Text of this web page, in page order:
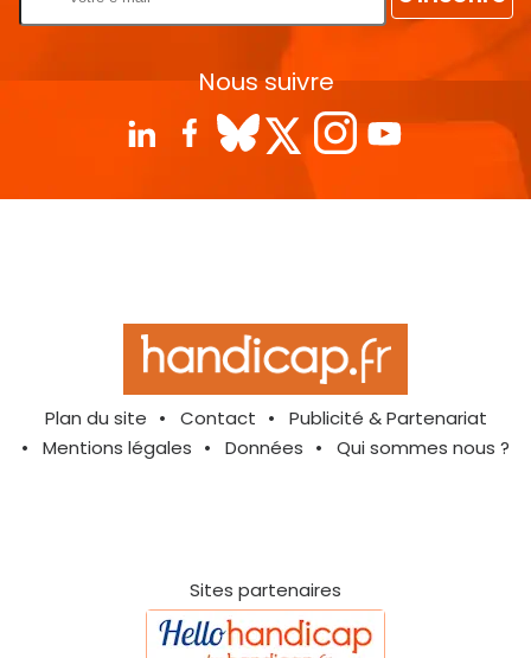
Nous suivre
Plan du site Contact
Publicité & Partenariat
Mentions légales
Données Qui sommes nous ?
Sites partenaires